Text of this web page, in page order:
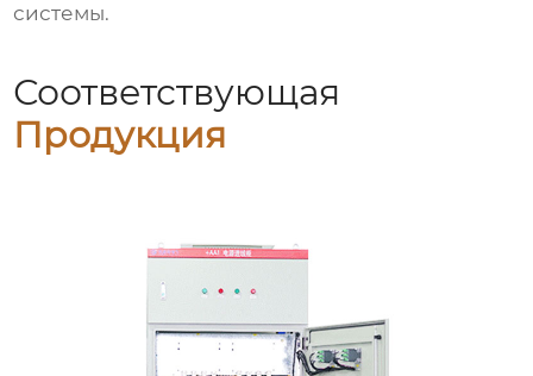
системы.
Соответствующая
Продукция